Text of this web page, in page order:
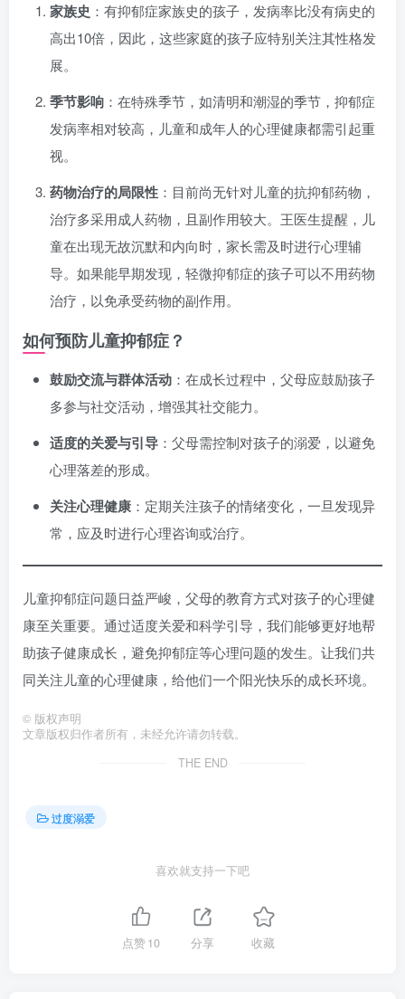
家族史 ：有抑郁症家族史的孩子，发病率比没有病史的
高出10倍，因此，这些家庭的孩子应特别关注其性格发
展。
季节影响 ：在特殊季节，如清明和潮湿的季节，抑郁症
发病率相对较高，儿童和成年人的心理健康都需引起重
视。
药物治疗的局限性 ：目前尚无针对儿童的抗抑郁药物，
治疗多采用成人药物，且副作用较大。王医生提醒，儿
童在出现无故沉默和内向时，家长需及时进行心理辅
导。如果能早期发现，轻微抑郁症的孩子可以不用药物
治疗，以免承受药物的副作用。
如何预防儿童抑郁症？
鼓励交流与群体活动 ：在成长过程中，父母应鼓励孩子
多参与社交活动，增强其社交能力。
适度的关爱与引导 ：父母需控制对孩子的溺爱，以避免
心理落差的形成。
关注心理健康 ：定期关注孩子的情绪变化，一旦发现异
常，应及时进行心理咨询或治疗。
儿童抑郁症问题日益严峻，父母的教育方式对孩子的心理健
康至关重要。通过适度关爱和科学引导，我们能够更好地帮
助孩子健康成长，避免抑郁症等心理问题的发生。让我们共
同关注儿童的心理健康，给他们一个阳光快乐的成长环境。
© 版权声明
文章版权归作者所有，未经允许请勿转载。
THE END
过度溺爱
喜欢就支持一下吧
点赞10 分享 收藏